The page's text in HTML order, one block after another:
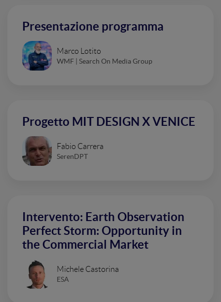
Presentazione programma
Marco Lotito
WMF | Search On Media Group
Progetto MIT DESIGN X VENICE
Fabio Carrera
SerenDPT
Intervento: Earth Observation
Perfect Storm: Opportunity in
the Commercial Market
Michele Castorina
ESA